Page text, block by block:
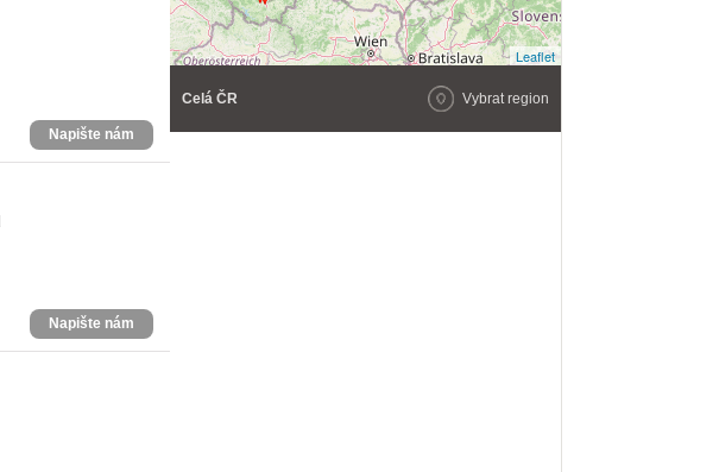
Napište nám
Napište nám
Leaflet
Celá ČR Vybrat region